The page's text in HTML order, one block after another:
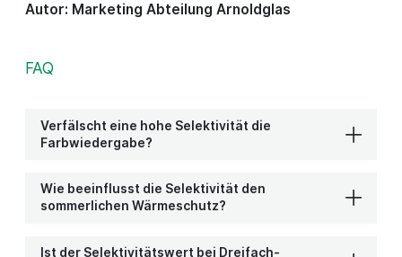
Autor: Marketing Abteilung Arnoldglas
FAQ
Verfälscht eine hohe Selektivität die
Farbwiedergabe?
Wie beeinflusst die Selektivität den
sommerlichen Wärmeschutz?
Ist der Selektivitätswert bei Dreifach-